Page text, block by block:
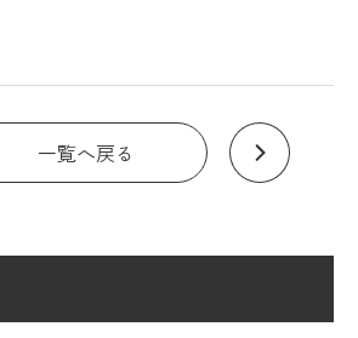
一覧へ戻る